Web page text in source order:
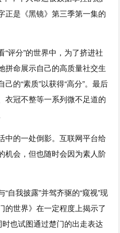
正是《黑镜》第三季第一集的
评分”的世界中，为了挤进社
拼命展示自己的高质量社交生
的“素质”以获得“高分”。最后
衣冠不整等一系列微不足道的
中的一处倒影。互联网平台给
机会，但也随时会因为素人阶
自我披露”并驾齐驱的“窥视”现
的世界》在一定程度上揭示了
时也试图通过楚门的出走表达